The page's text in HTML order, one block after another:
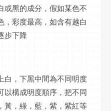
或黑的成分，假如某色不
，彩度最高，如含有越白
步下降
白，下黑中間為不同明度
以構成明度順序，把不同
黃，綠，藍，紫，紫紅等